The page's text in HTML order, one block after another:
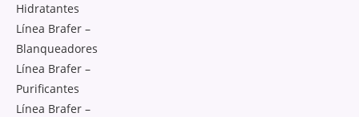
Hidratantes
Línea Brafer –
Blanqueadores
Línea Brafer –
Purificantes
Línea Brafer –